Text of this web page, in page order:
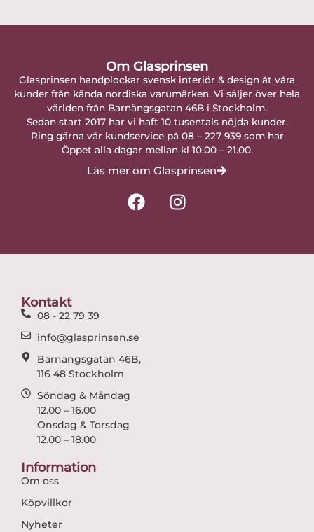
Om Glasprinsen
Glasprinsen handplockar svensk interiör & design åt våra
kunder från kända nordiska varumärken. Vi säljer över hela
världen från Barnängsgatan 46B i Stockholm.
Sedan start 2017 har vi haft 10 tusentals nöjda kunder.
Ring gärna vår kundservice på 08 – 227 939 som har
Öppet alla dagar mellan kl 10.00 – 21.00.
Läs mer om Glasprinsen
F
a
I
n
Kontakt
08 - 22 79 39
info@glasprinsen.se
Barnängsgatan 46B,
116 48 Stockholm
Söndag & Måndag
12.00 – 16.00
Onsdag & Torsdag
12.00 – 18.00
Information
Om oss
Köpvillkor
Nyheter